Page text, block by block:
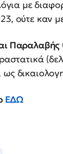
με
ούτε καν
Παραλαβής
ΕΔΩ